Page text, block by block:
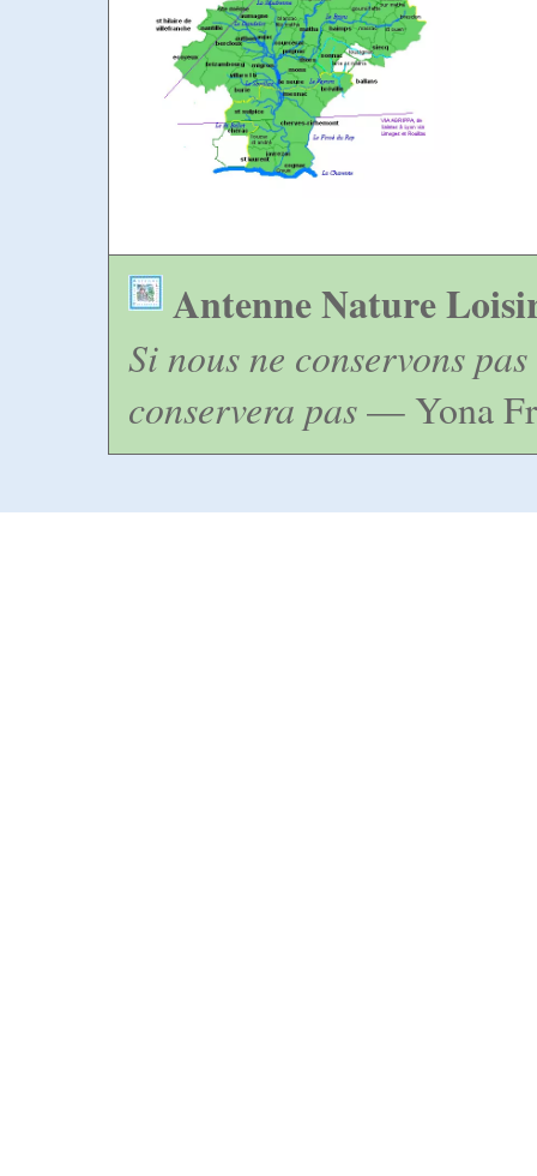
Antenne Nature
Si nous ne conservons
conservera pas— Yona